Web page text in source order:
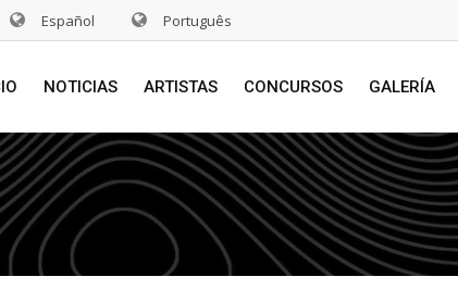
Español Português
NOTICIAS ARTISTAS CONCURSOS GALERÍA